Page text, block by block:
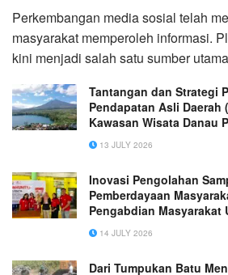
Perkembangan media sosial telah
masyarakat memperoleh informasi.
kini menjadi salah satu sumber
Tantangan dan Strategi
Pendapatan Asli Daerah
Kawasan Wisata Danau
Merangin
13 JULY 2026
Inovasi Pengolahan
Pemberdayaan
Pengabdian Masyarakat
14 JULY 2026
Dari Tumpukan Batu